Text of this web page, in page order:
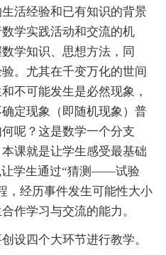
活经验和已有知识的背景
学实践活动和交流的机
学知识、思想方法，同
。尤其在千变万化的世间
不可能发生是必然现象，
定现象（即随机现象）普
呢？这是数学一个分支
课就是让学生感受最基础
让学生通过“猜测——试验
经历事件发生可能性大小
作学习与交流的能力。
四个大环节进行教学。